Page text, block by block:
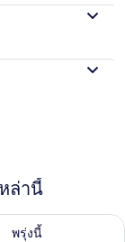
ล่านี้
. 9
พรุ่งนี้
นวนห้องพักว่างใน